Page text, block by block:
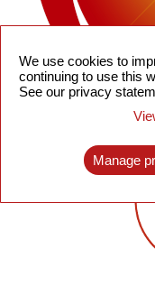
We use cookies to
continuing to use this
See our privacy
Manage